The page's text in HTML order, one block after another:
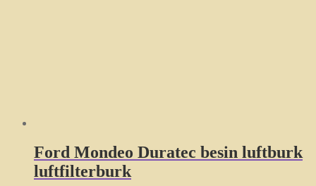
Ford Mondeo Duratec besin luftburk
luftfilterburk